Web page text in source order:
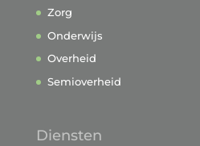
Zorg
Onderwijs
Overheid
Semioverheid
Diensten